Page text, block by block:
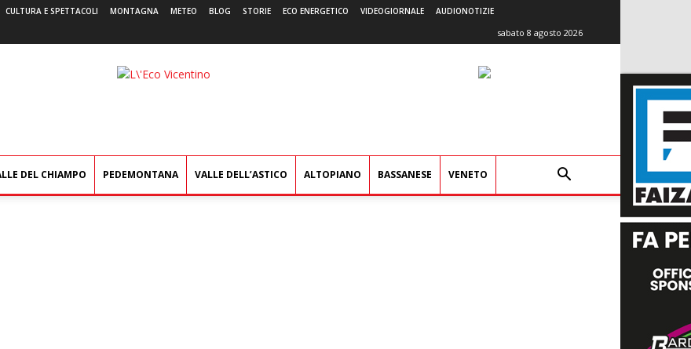
CULTURA E SPETTACOLI MONTAGNA METEO BLOG STORIE ECO ENERGETICO VIDEOGIORNALE AUDIONOTIZIE
sabato 8 agosto 2026
L'Eco
DEL CHIAMPO PEDEMONTANA VALLE DELL’ASTICO ALTOPIANO BASSANESE VENETO